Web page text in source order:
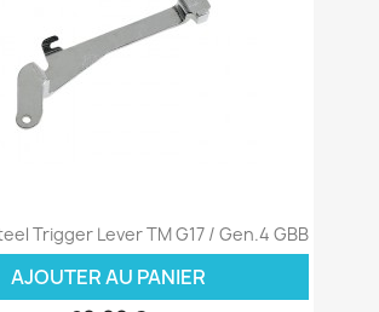
Trigger Lever TM G17 / Gen.4 GBB
AJOUTER AU PANIER